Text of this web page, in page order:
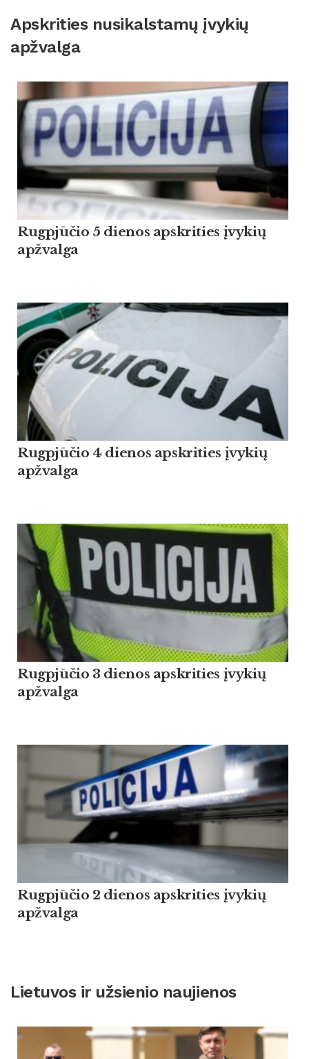
Apskrities nusikalstamų įvykių
apžvalga
Rugpjūčio 5 dienos apskrities įvykių
apžvalga
Rugpjūčio 4 dienos apskrities įvykių
apžvalga
Rugpjūčio 3 dienos apskrities įvykių
apžvalga
Rugpjūčio 2 dienos apskrities įvykių
apžvalga
Lietuvos ir užsienio naujienos